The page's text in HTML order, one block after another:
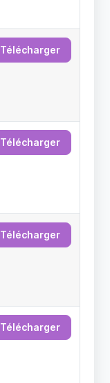
Télécharger
Télécharger
Télécharger
Télécharger